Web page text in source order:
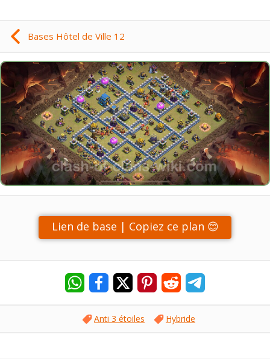
Bases Hôtel de Ville 12
Lien de base | Copiez ce plan 😊
Anti 3 étoiles Hybride